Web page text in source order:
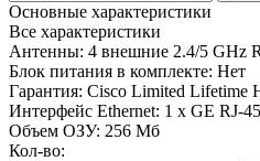
Основные характеристики
Все характеристики
Антенны: 4 внешние 2.4/5 GHz
Блок питания в комплекте: Нет
Гарантия: Cisco Limited Lifetime
Интерфейс Ethernet: 1 x GE RJ-45
Объем ОЗУ: 256 Мб
Кол-во: